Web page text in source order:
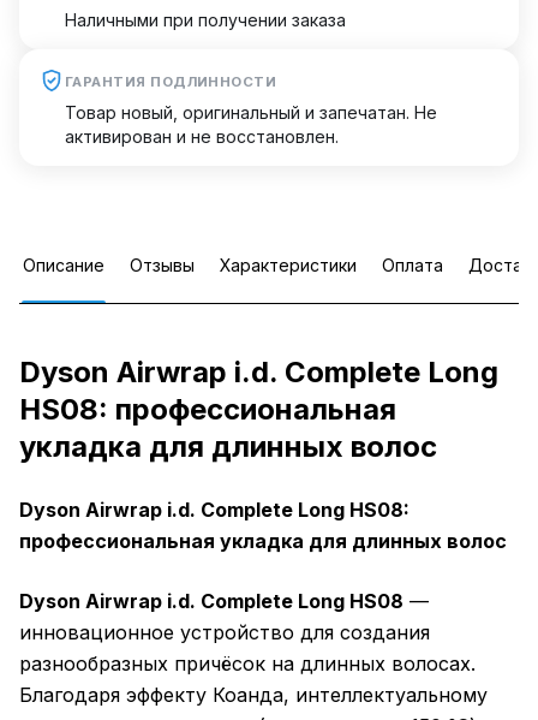
Наличными при получении заказа
ГАРАНТИЯ ПОДЛИННОСТИ
Товар новый, оригинальный и запечатан. Не
активирован и не восстановлен.
Описание Отзывы Характеристики Оплата
Dyson Airwrap i.d. Complete Long
HS08: профессиональная
укладка для длинных волос
Dyson Airwrap i.d. Complete Long HS08:
профессиональная укладка для длинных волос
Dyson Airwrap i.d. Complete Long HS08 —
инновационное устройство для создания
разнообразных причёсок на длинных волосах.
Благодаря эффекту Коанда, интеллектуальному